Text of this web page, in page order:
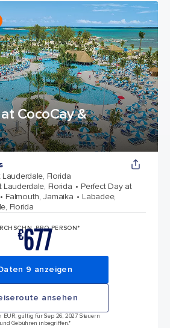
CocoCay &
Lauderdale, Florida
Lauderdale, Florida
Perfect Day at
Falmouth, Jamaika
Labadee,
Florida
PRO PERSON*
€677
9 anzeigen
ansehen
EUR, gültig für Sep 26, 2027 Steuern
und Gebühren inbegriffen.*